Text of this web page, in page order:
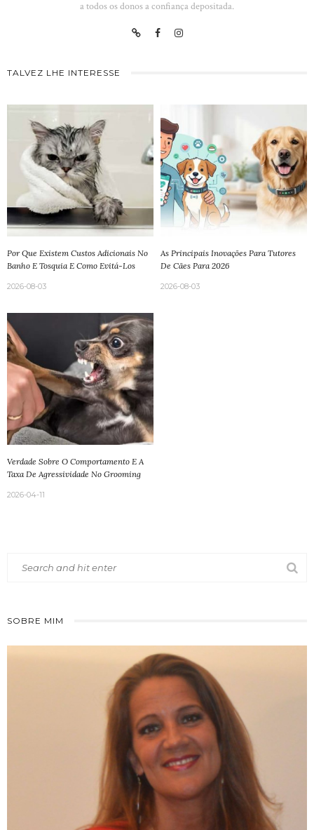
a todos os donos a confiança depositada.
TALVEZ LHE INTERESSE
Por Que Existem Custos Adicionais No
Banho E Tosquia E Como Evitá-Los
2026-08-03
As Principais Inovações Para Tutores
De Cães Para 2026
2026-08-03
Verdade Sobre O Comportamento E A
Taxa De Agressividade No Grooming
2026-04-11
SOBRE MIM